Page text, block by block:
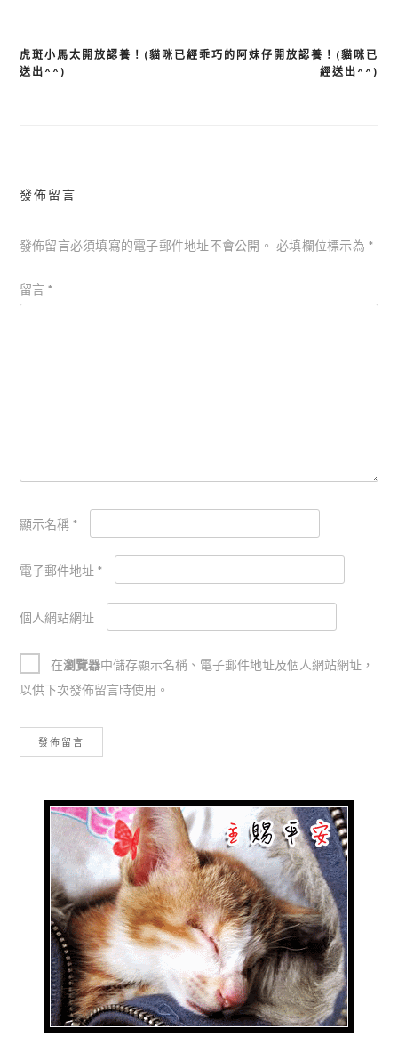
文
乖巧的阿妹仔開放認養！(貓咪已
經送出^^)
虎斑小馬太開放認養！(貓咪已經
送出^^)
發佈留言
發佈留言必須填寫的電子郵件地址不會公開。 必填欄位標示為*
留言 *
顯示名稱 *
電子郵件地址 *
個人網站網址
在瀏覽器中儲存顯示名稱、電子郵件地址及個人網站網址，
以供下次發佈留言時使用。